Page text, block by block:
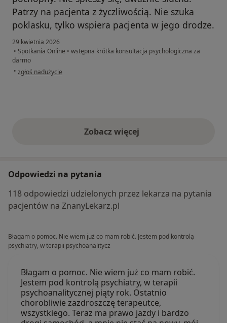
Patrzy na pacjenta z życzliwością. Nie szuka
poklasku, tylko wspiera pacjenta w jego drodze.
29 kwietnia 2026
• Spotkania Online • wstępna krótka konsultacja psychologiczna za
darmo
• w opinii użytkownika Monika P.
zgłoś nadużycie
Zobacz więcejopinie powyżej
Odpowiedzi na pytania
118 odpowiedzi udzielonych przez lekarza na pytania
pacjentów na ZnanyLekarz.pl
Błagam o pomoc. Nie wiem już co mam robić. Jestem pod kontrolą
psychiatry, w terapii psychoanalitycz
Błagam o pomoc. Nie wiem już co mam robić.
Jestem pod kontrolą psychiatry, w terapii
psychoanalitycznej piąty rok. Ostatnio
chorobliwie zazdroszczę terapeutce,
wszystkiego. Teraz ma prawo jazdy i bardzo